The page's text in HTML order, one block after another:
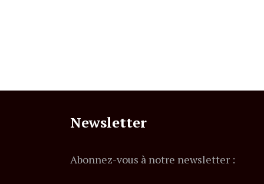
Newsletter
Abonnez-vous à notre newsletter :